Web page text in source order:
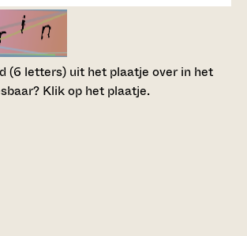
(6 letters) uit het plaatje over in het
Klik op het plaatje.